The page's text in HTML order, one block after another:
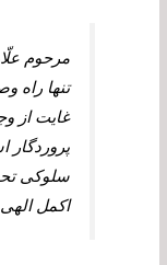
مرحوم
تنها راه
غایت از
پروردگار
سلوکی
اکمل